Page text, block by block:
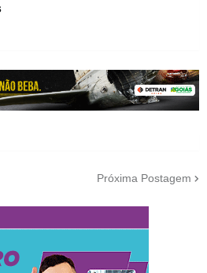
Próxima Postagem